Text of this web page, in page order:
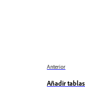
Anterior
Añadir